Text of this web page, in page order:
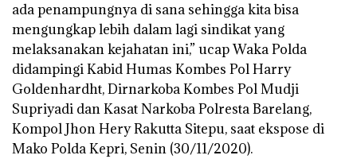
ada penampungnya di sana sehingga kita bisa
mengungkap lebih dalam lagi sindikat yang
melaksanakan kejahatan ini,” ucap Waka Polda
didampingi Kabid Humas Kombes Pol Harry
Goldenhardht, Dirnarkoba Kombes Pol Mudji
Supriyadi dan Kasat Narkoba Polresta Barelang,
Kompol Jhon Hery Rakutta Sitepu, saat ekspose di
Mako Polda Kepri, Senin (30/11/2020).